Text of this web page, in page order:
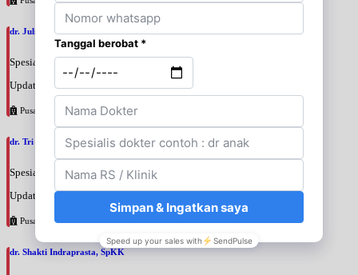
dr. Julianti Adji, SpM
Spesialis: Mata
Update terakhir: 2026-08-07 18:51:12
Pusat Pertamina
dr. Tri Wahyu Setyaningsih, SpM
Spesialis: Mata
Update terakhir: 2026-08-07 18:00:56
Pusat Pertamina
dr. Shakti Indraprasta, SpKK